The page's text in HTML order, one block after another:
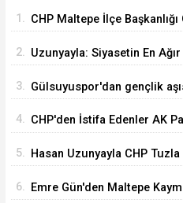
1. CHP Maltepe İlçe
2. Uzunyayla: Siyasetin En
3. Gülsuyuspor'dan gençlik
4. CHP'den İstifa Edenler AK
5. Hasan Uzunyayla CHP Tuzla
6. Emre Gün'den Maltepe